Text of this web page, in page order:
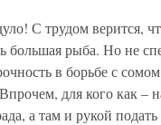
С трудом верится,
большая рыба. Но не
в борьбе с
для кого как –
а там и рукой